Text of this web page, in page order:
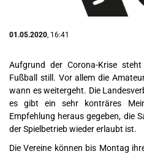
01.05.2020 , 16:41
Aufgrund der Corona-Krise
Fußball still. Vor allem die
wann es weitergeht. Die
es gibt ein sehr konträres
Empfehlung heraus gegeben, die
der Spielbetrieb wieder erlaubt ist.
Die Vereine können bis Montag